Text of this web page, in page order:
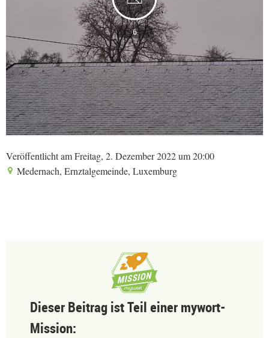
6
Veröffentlicht am Freitag, 2. Dezember 2022 um 20:00
Medernach, Ernztalgemeinde, Luxemburg
Dieser Beitrag ist Teil einer mywort-
Mission: